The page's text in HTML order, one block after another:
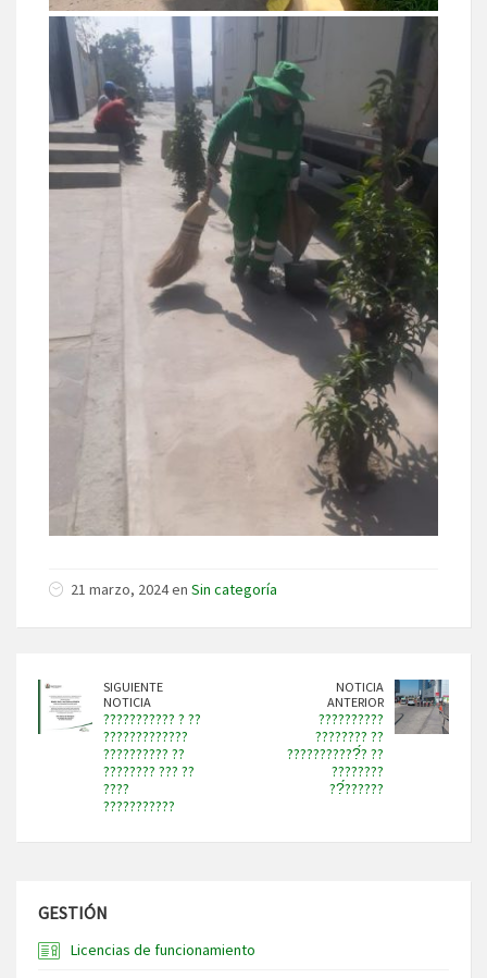
21 marzo, 2024 en Sin categoría
SIGUIENTE
NOTICIA
??????????? ? ??
?????????????
?????????? ??
???????? ??? ??
????
???????????
NOTICIA
ANTERIOR
??????????
???????? ??
???????????́? ??
????????
??́??????
GESTIÓN
Licencias de funcionamiento